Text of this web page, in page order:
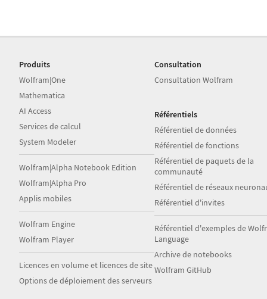
Produits
Wolfram|One
Mathematica
AI Access
Services de calcul
System Modeler
Wolfram|Alpha Notebook Edition
Wolfram|Alpha Pro
Applis mobiles
Wolfram Engine
Wolfram Player
Licences en volume et licences de site
Options de déploiement des serveurs
Consultation
Consultation Wolfram
Référentiels
Référentiel de données
Référentiel de fonctions
Référentiel de paquets de la
communauté
Référentiel de réseaux
Référentiel d'invites
Référentiel d'exemples de
Language
Archive de notebooks
Wolfram GitHub